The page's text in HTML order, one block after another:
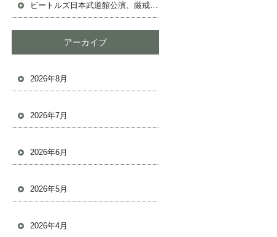
ビートルズ日本武道館公演、厳戒態勢の中の熱狂
アーカイブ
2026年8月
2026年7月
2026年6月
2026年5月
2026年4月